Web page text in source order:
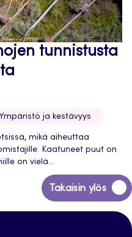
tunnistusta
Ympäristö ja kestävyys
mikä aiheuttaa
Kaatuneet puut on
on vielä...
Takaisin ylös
Siirry
takaisin